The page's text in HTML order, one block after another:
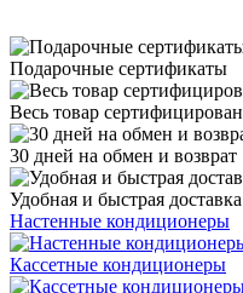
Подарочные сертификаты
Весь товар сертифицирован
30 дней на обмен и возврат
Удобная и быстрая доставка
Настенные кондиционеры
Кассетные кондиционеры